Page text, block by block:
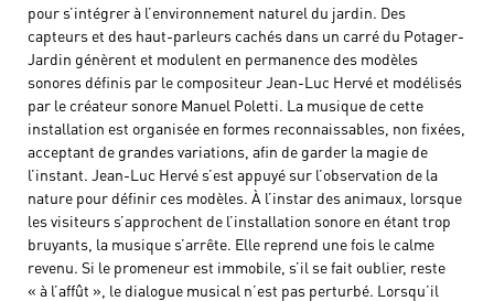
pour s’intégrer à l’environnement naturel du jardin. Des
capteurs et des haut-parleurs cachés dans un carré du Potager-
Jardin génèrent et modulent en permanence des modèles
sonores définis par le compositeur Jean-Luc Hervé et modélisés
par le créateur sonore Manuel Poletti. La musique de cette
installation est organisée en formes reconnaissables, non fixées,
acceptant de grandes variations, afin de garder la magie de
l’instant. Jean-Luc Hervé s’est appuyé sur l’observation de la
nature pour définir ces modèles. À l’instar des animaux, lorsque
les visiteurs s’approchent de l’installation sonore en étant trop
bruyants, la musique s’arrête. Elle reprend une fois le calme
revenu. Si le promeneur est immobile, s’il se fait oublier, reste
« à l’affût », le dialogue musical n’est pas perturbé. Lorsqu’il